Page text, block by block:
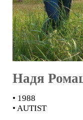
Надя
• 1988
• AUTIST